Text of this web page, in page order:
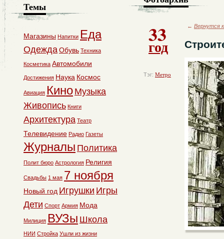
33
год
Тэг: Метро
← Вернутся
Темы
Магазины Напитки Еда
ОдеждаОбувь Техника
Косметика Автомобили
Достижения Наука Космос
Авиация Кино Музыка
Живопись Книги
Архитектура Театр
Телевидение Радио Газеты
Журналы Политика
Полит бюро Астрология Религия
Свадьбы 1 мая 7 ноября
Новый год Игрушки Игры
Дети Спорт Армия Мода
Милиция ВУЗы Школа
НИИ Стройка Ушли из жизни